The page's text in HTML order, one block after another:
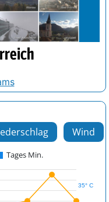
Wind
Tages Min.
35° C